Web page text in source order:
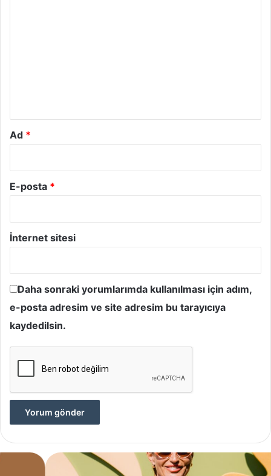
Ad *
E-posta *
İnternet sitesi
Daha sonraki yorumlarımda kullanılması için adım,
e-posta adresim ve site adresim bu tarayıcıya
kaydedilsin.
Yves